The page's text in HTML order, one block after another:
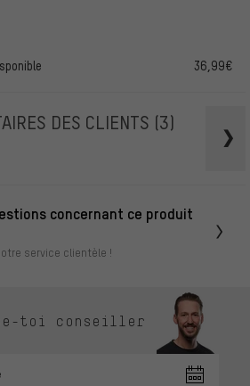
36,99€
DES CLIENTS (3)
concernant ce produit
service clientèle !
toi conseiller